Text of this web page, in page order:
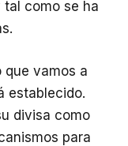
tal como se ha
que vamos a
establecido.
divisa como
para